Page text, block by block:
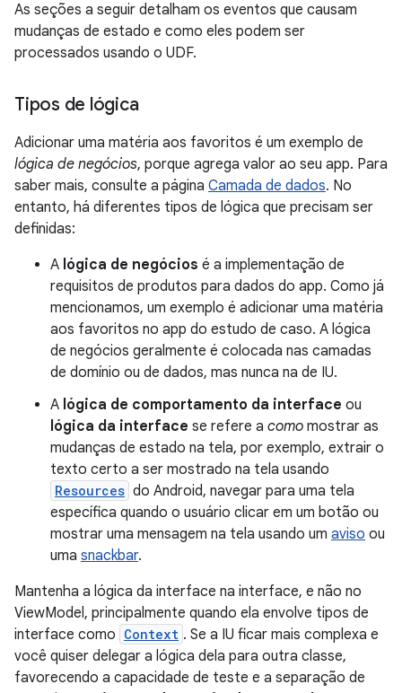
As seções a seguir detalham os eventos que causam
mudanças de estado e como eles podem ser
processados usando o UDF.
Tipos de lógica
Adicionar uma matéria aos favoritos é um exemplo de
lógica de negócios, porque agrega valor ao seu app. Para
saber mais, consulte a página Camada de dados. No
entanto, há diferentes tipos de lógica que precisam ser
definidas:
A lógica de negócios é a implementação de
requisitos de produtos para dados do app. Como já
mencionamos, um exemplo é adicionar uma matéria
aos favoritos no app do estudo de caso. A lógica
de negócios geralmente é colocada nas camadas
de domínio ou de dados, mas nunca na de IU.
A lógica de comportamento da interface ou
lógica da interface se refere a como mostrar as
mudanças de estado na tela, por exemplo, extrair o
texto certo a ser mostrado na tela usando
Resources do Android, navegar para uma tela
específica quando o usuário clicar em um botão ou
mostrar uma mensagem na tela usando um aviso ou
uma snackbar.
Mantenha a lógica da interface na interface, e não no
ViewModel, principalmente quando ela envolve tipos de
interface como Context . Se a IU ficar mais complexa e
você quiser delegar a lógica dela para outra classe,
favorecendo a capacidade de teste e a separação de